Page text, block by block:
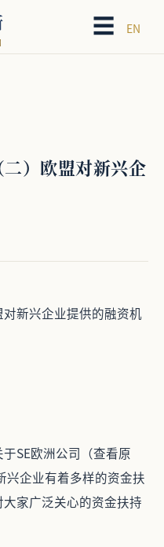
☰ EN
）欧盟对新兴企
新兴企业提供的融资机
SE欧洲公司（查看原
兴企业有着多样的资金扶
家广泛关心的资金扶持